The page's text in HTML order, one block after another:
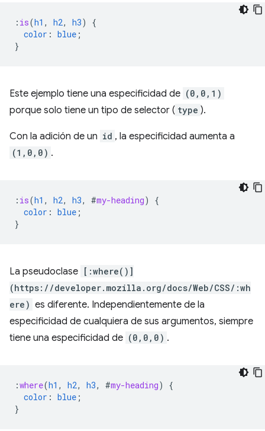
: is(h1 , h2, h3)
{
color : blue ;
}
Este ejemplo tiene una especificidad de (0,0,1)
porque solo tiene un tipo de selector ( type ).
Con la adición de un id , la especificidad aumenta a
(1,0,0) .
: is(h1 , h2, h3, #my-heading)
{
color : blue ;
}
La pseudoclase
[:where()]
(https://developer.mozilla.org/docs/Web/CSS/:wh
ere) es diferente. Independientemente de la
especificidad de cualquiera de sus argumentos, siempre
tiene una especificidad de (0,0,0) .
:where(h1 , h2, h3, #my-heading)
{
color : blue ;
}